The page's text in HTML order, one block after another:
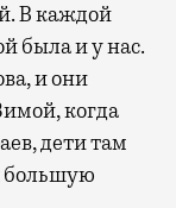
В каждой
была и у нас.
и они
когда
дети там
большую